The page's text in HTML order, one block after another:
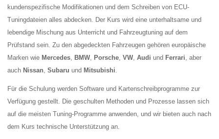
kundenspezifische Modifikationen und dem Schreiben von ECU-
Tuningdateien alles abdecken. Der Kurs wird eine unterhaltsame und
lebendige Mischung aus Unterricht und Fahrzeugtuning auf dem
Prüfstand sein. Zu den abgedeckten Fahrzeugen gehören europäische
Marken wie Mercedes, BMW, Porsche, VW, Audi und Ferrari, aber
auch Nissan, Subaru und Mitsubishi.
Für die Schulung werden Software und Kartenschreibprogramme zur
Verfügung gestellt. Die geschulten Methoden und Prozesse lassen sich
auf die meisten Tuning-Programme anwenden, und wir bieten auch nach
dem Kurs technische Unterstützung an.